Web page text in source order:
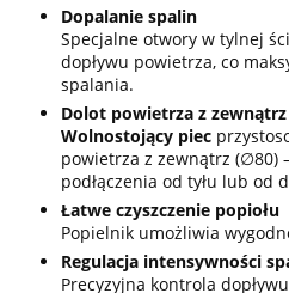
Dopalanie spalin
Specjalne otwory w tylnej
dopływu powietrza, co
spalania.
Dolot powietrza z zewnątrz
Wolnostojący piec
powietrza z zewnątrz (∅80)
podłączenia od tyłu lub od
Łatwe czyszczenie popiołu
Popielnik umożliwia
Regulacja intensywności
Precyzyjna kontrola